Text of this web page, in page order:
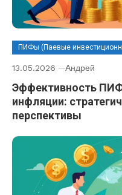
ПИФы (Паевые
13.05.2026 Андрей
Эффективность
инфляции:
перспективы